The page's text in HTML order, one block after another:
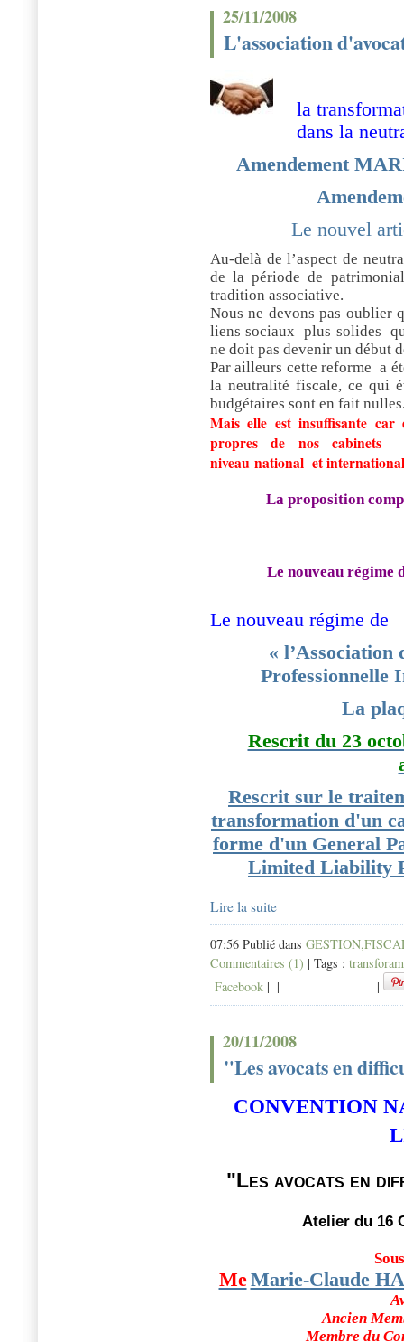
25/11/2008
L'association
la
dans la
Amendement
Le nouvel
Au-delà de l’aspect de
de la période de
tradition associative.
Nous ne devons pas oublier
liens sociaux plus solides
ne doit pas devenir un début
Par ailleurs cette reforme a
la neutralité fiscale, ce qui
budgétaires sont en fait
Mais elle est insuffisante
propres de nos cabinets
niveau national et international
La proposition
Le nouveau régime
Le nouveau régime de
« l’Association
Professionnelle
La
Rescrit du 23
Rescrit sur le
transformation d'un
forme d'un General
Limited Liability
Lire la suite
07:56 Publié dans
Commentaires (1) | Tags :
Facebook | | |
20/11/2008
"Les avocats en
CONVENTION
"Les avocats en
Atelier du 16
MeMarie-Claude
Ancien
Membre du